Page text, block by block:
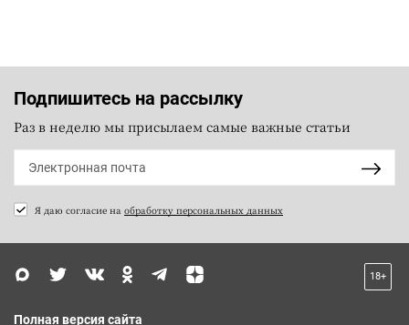
Подпишитесь на рассылку
Раз в неделю мы присылаем самые важные статьи
Я даю согласие на обработку персональных данных
18+
Полная версия сайта